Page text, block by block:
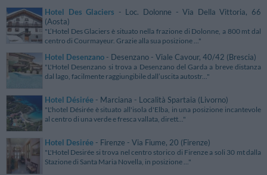
Hotel Des Glaciers - Loc. Dolonne - Via Della Vittoria, 66
(Aosta)
"L’Hotel Des Glaciers è situato nella frazione di Dolonne, a 800 mt dal
centro di Courmayeur. Grazie alla sua posizione ..."
Hotel Desenzano - Desenzano - Viale Cavour, 40/42 (Brescia)
"L'Hotel Desenzano si trova a Desenzano del Garda a breve distanza
dal lago, facilmente raggiungibile dall’uscita autostr..."
Hotel Désirée - Marciana - Località Spartaia (Livorno)
"L'hotel Désirée è situato all'isola d'Elba, in una posizione incantevole
al centro di una verde e fresca vallata, dirett..."
Hotel Desirée - Firenze - Via Fiume, 20 (Firenze)
"L'Hotel Desirée si trova nel centro storico di Firenze a soli 30 mt dalla
Stazione di Santa Maria Novella, in posizione ..."